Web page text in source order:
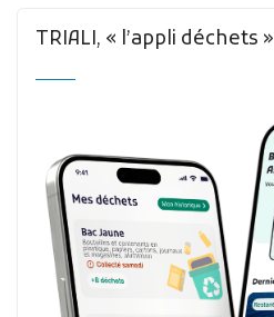
TRIALI, « l’appli déchets »